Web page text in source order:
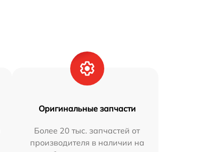
Оригинальные запчасти
Более 20 тыс. запчастей от
производителя в наличии на